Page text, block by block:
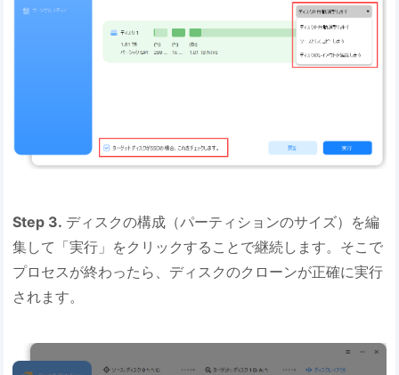
Step 3. ディスクの構成（パーティションのサイズ）を編
集して「実行」をクリックすることで継続します。そこで
プロセスが終わったら、ディスクのクローンが正確に実行
されます。